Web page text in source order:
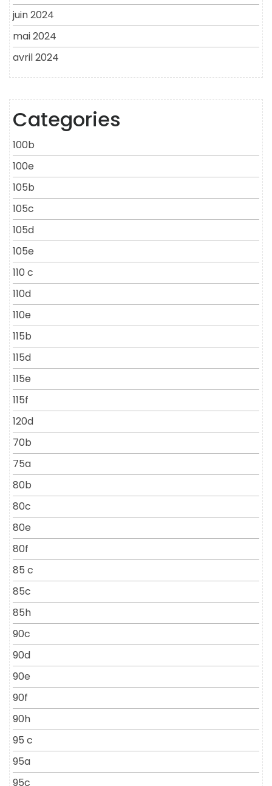
juin 2024
mai 2024
avril 2024
Categories
100b
100e
105b
105c
105d
105e
110 c
110d
110e
115b
115d
115e
115f
120d
70b
75a
80b
80c
80e
80f
85 c
85c
85h
90c
90d
90e
90f
90h
95 c
95a
95c